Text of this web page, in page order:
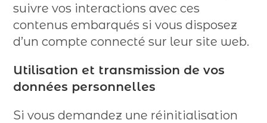
suivre vos interactions avec ces
contenus embarqués si vous disposez
d’un compte connecté sur leur site web.
Utilisation et transmission de vos
données personnelles
Si vous demandez une réinitialisation